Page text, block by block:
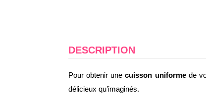
DESCRIPTION
Pour obtenir unecuisson uniformede
délicieux qu’imaginés.